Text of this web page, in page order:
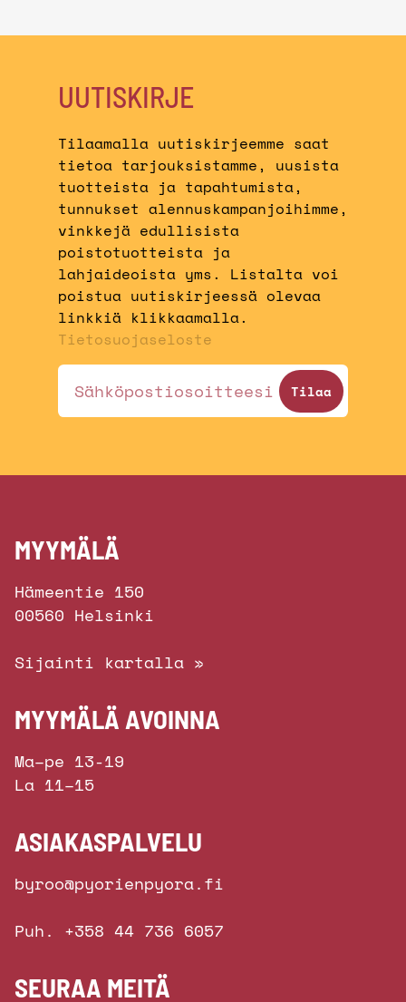
UUTISKIRJE
Tilaamalla uutiskirjeemme saat
tietoa tarjouksistamme, uusista
tuotteista ja tapahtumista,
tunnukset alennuskampanjoihimme,
vinkkejä edullisista
poistotuotteista ja
lahjaideoista yms. Listalta voi
poistua uutiskirjeessä olevaa
linkkiä klikkaamalla.
Tietosuojaseloste
MYYMÄLÄ
Hämeentie 150
00560 Helsinki
Sijainti kartalla »
MYYMÄLÄ AVOINNA
Ma–pe 13-19
La 11–15
ASIAKASPALVELU
byroo@pyorienpyora.fi
Puh. +358 44 736 6057
SEURAA MEITÄ